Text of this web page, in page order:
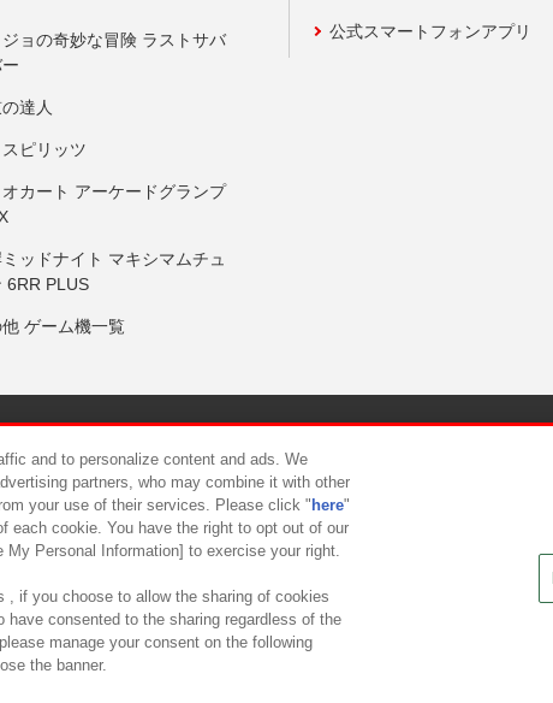
ョの奇妙な冒険 ラストサバ
達人
ピリッツ
カート アーケードグランプ
ッドナイト マキシマムチュ
6RR PLUS
ゲーム機一覧
公式スマートフォンアプリ
について カスタマーハラスメント対応方針
and to personalize content and ads. We
partners, who may combine it with other
your use of their services. Please click " here"
each cookie. You have the right to opt out of our
Personal Information] to exercise your right.
, if you choose to allow the sharing of cookies
have consented to the sharing regardless of the
manage your consent on the following
the banner.